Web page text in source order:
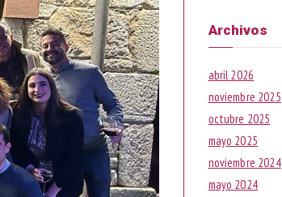
Archivos
abril 2026
noviembre 2025
octubre 2025
mayo 2025
noviembre 2024
mayo 2024